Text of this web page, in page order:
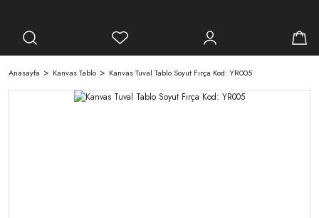
Anasayfa Kanvas Tablo Kanvas Tuval Tablo Soyut Fırça Kod: YR005